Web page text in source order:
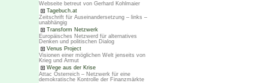
Webseite betreut von Gerhard Kohlmaier
Tagebuch.at
Zeitschrift für Auseinandersetzung – links –
unabhängig
Transform Netzwerk
Europäisches Netzwerd für alternatives
Denken und politischen Dialog
Venus Project
Visionen einer möglichen Welt jenseits von
Krieg und Armut
Wege aus der Krise
Attac Österreich – Netzwerk für eine
demokratische Kontrolle der Finanzmärkte